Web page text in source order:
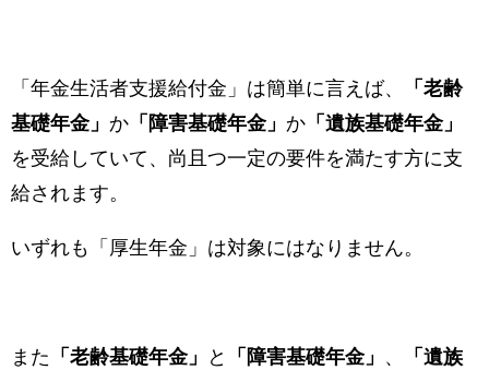
「年金生活者支援給付金」は簡単に言えば、
「老齢
基礎年金」 か 「障害基礎年金」 か 「遺族基礎年金」
を受給していて、尚且つ一定の要件を満たす方に支
給されます。
いずれも「厚生年金」は対象にはなりません。
また 「老齢基礎年金」 と 「障害基礎年金」 、
「遺族